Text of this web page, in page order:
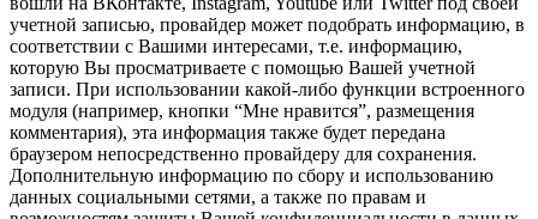
учетной записью, провайдер может подобрать информацию, в
соответствии с Вашими интересами, т.е. информацию,
которую Вы просматриваете с помощью Вашей учетной
записи. При использовании какой-либо функции встроенного
модуля (например, кнопки “Мне нравится”, размещения
комментария), эта информация также будет передана
браузером непосредственно провайдеру для сохранения.
Дополнительную информацию по сбору и использованию
данных социальными сетями, а также по правам и